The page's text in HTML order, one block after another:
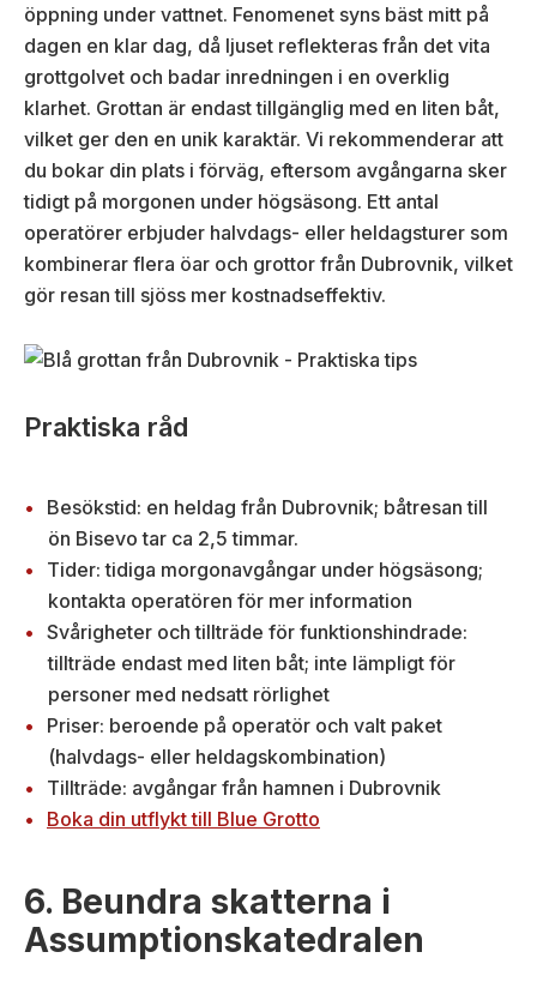
öppning under vattnet. Fenomenet syns bäst mitt på
dagen en klar dag, då ljuset reflekteras från det vita
grottgolvet och badar inredningen i en overklig
klarhet. Grottan är endast tillgänglig med en liten båt,
vilket ger den en unik karaktär. Vi rekommenderar att
du bokar din plats i förväg, eftersom avgångarna sker
tidigt på morgonen under högsäsong. Ett antal
operatörer erbjuder halvdags- eller heldagsturer som
kombinerar flera öar och grottor från Dubrovnik, vilket
gör resan till sjöss mer kostnadseffektiv.
Praktiska råd
Besökstid: en heldag från Dubrovnik; båtresan till
ön Bisevo tar ca 2,5 timmar.
Tider: tidiga morgonavgångar under högsäsong;
kontakta operatören för mer information
Svårigheter och tillträde för funktionshindrade:
tillträde endast med liten båt; inte lämpligt för
personer med nedsatt rörlighet
Priser: beroende på operatör och valt paket
(halvdags- eller heldagskombination)
Tillträde: avgångar från hamnen i Dubrovnik
Boka din utflykt till Blue Grotto
6. Beundra skatterna i
Assumptionskatedralen